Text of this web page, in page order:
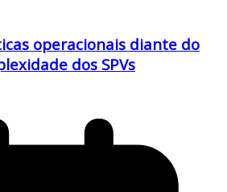
operacionais diante do
dos SPVs